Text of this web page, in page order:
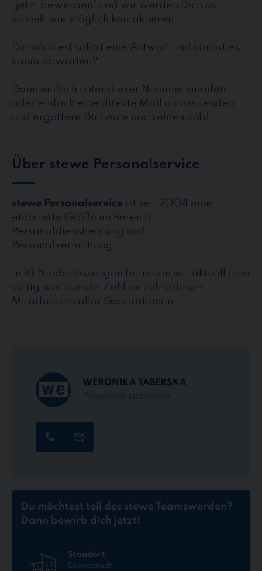
„jetzt bewerben“ und wir werden Dich so
schnell wie möglich kontaktieren.
Du möchtest sofort eine Antwort und kannst es
kaum abwarten?
Dann einfach unter dieser Nummer anrufen
oder einfach eine direkte Mail an uns senden
und ergattere Dir heute noch einen Job!
Über stewe Personalservice
stewe Personalservice ist seit 2004 eine
etablierte Größe im Bereich
Personaldienstleistung und
Personalvermittlung.
In 10 Niederlassungen betreuen wir aktuell eine
stetig wachsende Zahl an zufriedenen
Mitarbeitern aller Generationen.
WERONIKA TABERSKA
Du möchtest teil des stewe Teamswerden?
Dann bewirb dich jetzt!
Standort
Lennestadt